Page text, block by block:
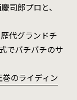
司郎プロと、
代グランドチ
でバチバチのサ
のライディン